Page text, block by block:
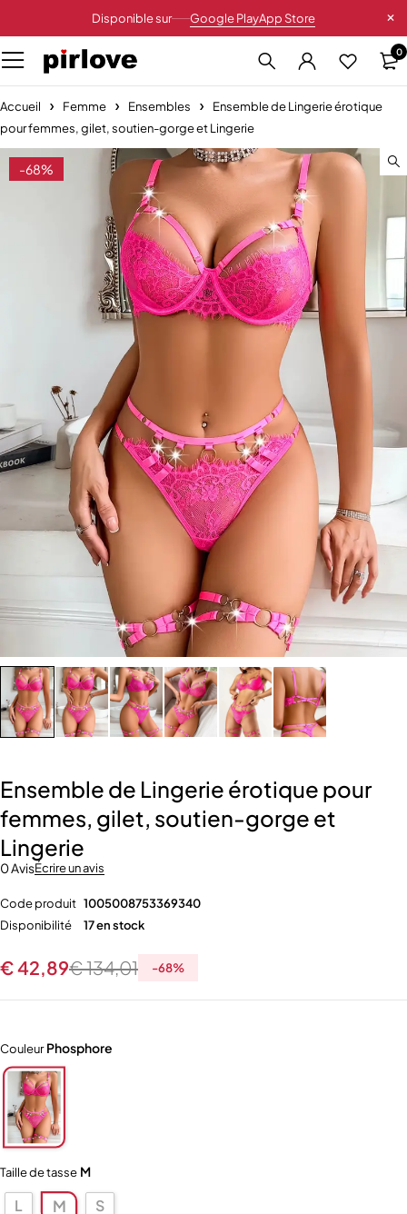
Disponible sur Google PlayApp Store
0
Accueil Femme Ensembles
Ensemble de Lingerie érotique
pour femmes, gilet, soutien-gorge et Lingerie
-68%
Ensemble de Lingerie érotique pour
femmes, gilet, soutien-gorge et
Lingerie
0 AvisÉcrire un avis
Code produit 1005008753369340
Disponibilité
17 en stock
€134,01
€42,89 -68%
Couleur Phosphore
Taille de tasse M
L M S